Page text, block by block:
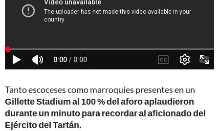
Tanto escoceses como marroquíes presentes en un
Gillette Stadium al 100 % del aforo aplaudieron
durante un minuto para recordar al aficionado del
Ejército del Tartán.